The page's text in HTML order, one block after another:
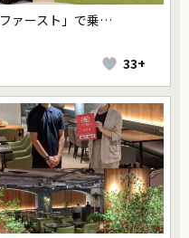
ァースト」で乗…
33+